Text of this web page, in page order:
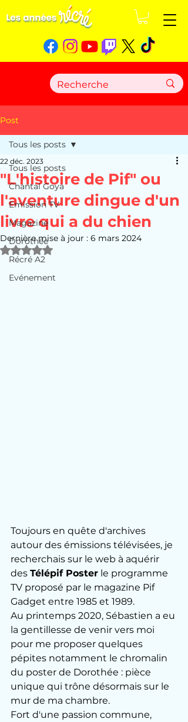
Post
Tous les posts
Chantal Goya
Emission TV
Magazine
Dorothée
Récré A2
Evénement
Tous les posts
"L'histoire de Pif" ou
l'aventure dingue d'un
livre qui a du chien
22 déc. 2023
Dernière mise à jour : 6 mars 2024
Noté NaN étoiles sur 5.
Toujours en quête d'archives
autour des émissions télévisées, je
recherchais sur le web à aquérir
des Télépif Poster le programme
TV proposé par le magazine Pif
Gadget entre 1985 et 1989.
Au printemps 2020, Sébastien a eu
la gentillesse de venir vers moi
pour me proposer quelques
pépites notamment le chromalin
du poster de Dorothée : pièce
unique qui trône désormais sur le
mur de ma chambre.
Fort d'une passion commune,